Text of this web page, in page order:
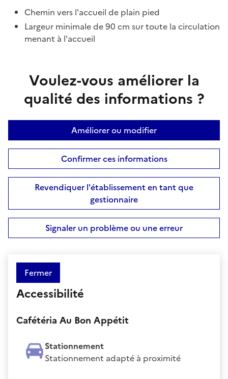
Chemin vers l'accueil de plain pied
Largeur minimale de 90 cm sur toute la circulation
menant à l'accueil
Voulez-vous améliorer la
qualité des informations ?
Améliorer ou modifier
Confirmer ces informations
Revendiquer l'établissement en tant que
gestionnaire
Signaler un problème ou une erreur
Fermer
Accessibilité
Cafétéria Au Bon Appétit
Stationnement
Stationnement adapté à proximité